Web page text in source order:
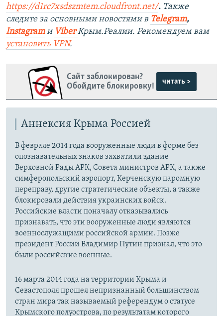
https://d1rc7xsdszmtem.cloudfront.net/. Также
следите за основными новостями в Telegram,
Instagramи ViberКрым.Реалии. Рекомендуем вам
установить VPN.
Сайт заблокирован?
Обойдите блокировку!
читать >
Аннексия Крыма Россией
В феврале 2014 года вооруженные люди в форме без
опознавательных знаков захватили здание
Верховной Рады АРК, Совета министров АРК, а также
симферопольский аэропорт, Керченскую паромную
переправу, другие стратегические объекты, а также
блокировали действия украинских войск.
Российские власти поначалу отказывались
признавать, что эти вооруженные люди являются
военнослужащими российской армии. Позже
президент России Владимир Путин признал, что это
были российские военные.
16 марта 2014 года на территории Крыма и
Севастополя прошел непризнанный большинством
стран мира так называемый референдум о статусе
Крымского полуострова, по результатам которого